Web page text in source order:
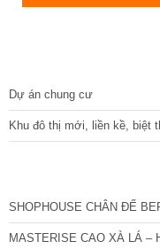
Dự án chung cư
Khu đô thị mới, liền kề, biệt
SHOPHOUSE CHÂN ĐẾ
MASTERISE CAO XÀ LÁ –